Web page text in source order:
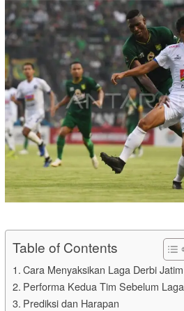
Table of Contents
Cara Menyaksikan Laga Derbi Jatim
Performa Kedua Tim Sebelum Laga
Prediksi dan Harapan